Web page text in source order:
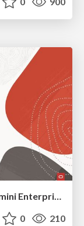
【Google Cloud Next Tokyo'26】Gemini Enterprise と Oracle AI Database で実現する、 業務データ活用を実現する AI エージェント実装
0 210